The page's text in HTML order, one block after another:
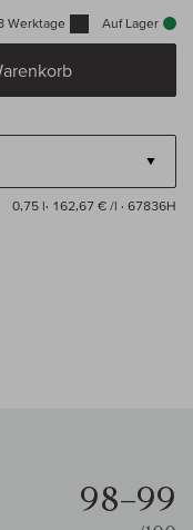
Werktage Auf Lager
0,75 l· 162,67 € /l · 67836H
98–99